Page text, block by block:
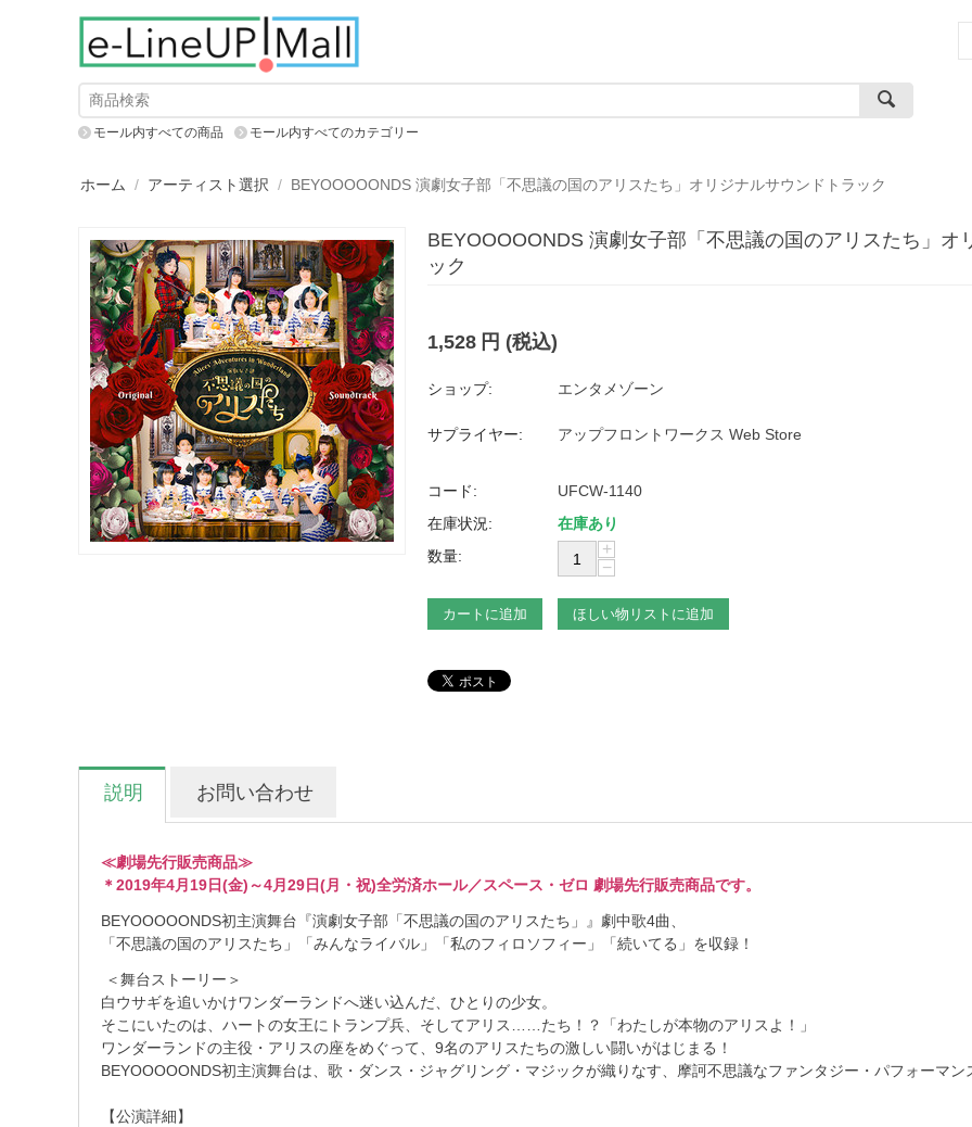
モール内すべての商品 モール内すべてのカテゴリー
ホーム / アーティスト選択 / BEYOOOOONDS 演劇女子部「不思議の国のアリスたち」オリジナルサウンドトラック
BEYOOOOONDS 演劇女子部「不思議の国のアリスたち」オ
ック
1,528 円 (税込)
ショップ: エンタメゾーン
サプライヤー: アップフロントワークス Web Store
コード:
UFCW-1140
在庫状況:
在庫あり
数量:
+
−
カートに追加 ほしい物リストに追加
説明 お問い合わせ
≪劇場先行販売商品≫
＊2019年4月19日(金)～4月29日(月・祝)全労済ホール／スペース・ゼロ 劇場先行販売商品です。
BEYOOOOONDS初主演舞台『演劇女子部「不思議の国のアリスたち」』劇中歌4曲、
「不思議の国のアリスたち」「みんなライバル」「私のフィロソフィー」「続いてる」を収録！
＜舞台ストーリー＞
白ウサギを追いかけワンダーランドへ迷い込んだ、ひとりの少女。
そこにいたのは、ハートの女王にトランプ兵、そしてアリス……たち！？「わたしが本物のアリスよ！」
ワンダーランドの主役・アリスの座をめぐって、9名のアリスたちの激しい闘いがはじまる！
BEYOOOOONDS初主演舞台は、歌・ダンス・ジャグリング・マジックが織りなす、摩訶不思議なファンタジー・パフォーマン
【公演詳細】